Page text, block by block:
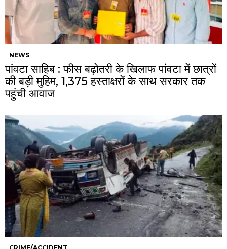
NEWS
पांवटा साहिब : फीस बढ़ोतरी के खिलाफ पांवटा में छात्रों
की बड़ी मुहिम, 1,375 हस्ताक्षरों के साथ सरकार तक
पहुंची आवाज